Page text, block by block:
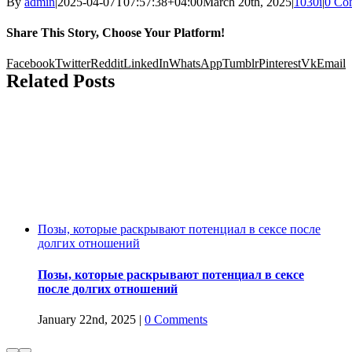
Share This Story, Choose Your Platform!
FacebookTwitterRedditLinkedInWhatsAppTumblrPinterestVkEmail
Related Posts
Позы, которые раскрывают потенциал в сексе после
долгих отношений
Позы, которые раскрывают потенциал в сексе
после долгих отношений
January 22nd, 2025 | 0 Comments